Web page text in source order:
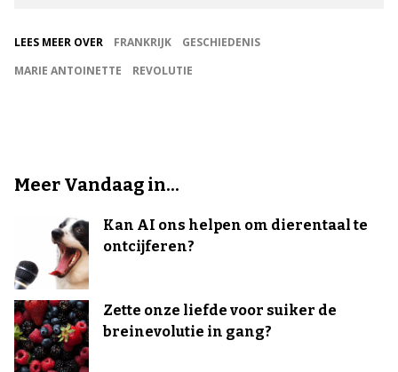
LEES MEER OVER FRANKRIJK
GESCHIEDENIS
MARIE ANTOINETTE
REVOLUTIE
Meer Vandaag in...
Kan AI ons helpen om dierentaal te
ontcijferen?
Zette onze liefde voor suiker de
breinevolutie in gang?